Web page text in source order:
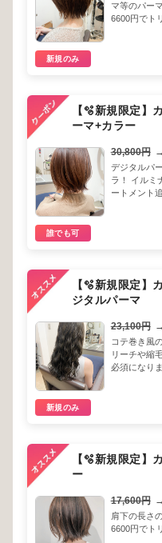
マ等のパー
6600円でト
新規のみ
【🫧新規限定】
ーマ+カラー
30,800円 →
デジタルパ
ラ！ イルミ
ートメント
誰でも可
【🫧新規限定】
ジタルパーマ
23,100円 →
コテ巻き風
リーチや縮
必須になり
新規のみ
【🫧新規限定】
ー
17,600円 →
肩下の長さ
6600円でト